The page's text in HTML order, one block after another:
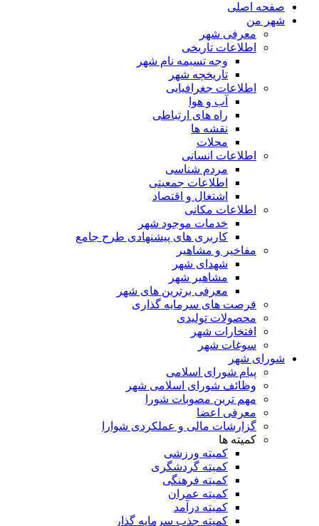
صفحه اصلی
شهر من
معرفی شهر
اطلاعات تاریخی
وجه تسیمه نام شهر
تاریخچه شهر
اطلاعات جغرافیایی
آب و هوا
راه های ارتباطی
نقشه ها
محلات
اطلاعات انسانی
مردم شناسی
اطلاعات جمعیتی
اشتغال و اقتصاد
اطلاعات مکانی
خدمات موجود شهر
کاربری های پیشنهادی طرح جامع
مفاخیر و مشاهیر
شهدای شهر
مشاهیر شهر
معرفی برترین های شهر
فرصت های سرمایه گذاری
محصولات تولیدی
افتخارات شهر
سوغات شهر
شورای شهر
پیام شورای اسلامی
وظائف شورای اسلامی شهر
مهم ترین مصوبات شورا
معرفی اعضا
گزارشات مالی و عملکردی شوارا
کمیته ها
کمیته ورزشی
کمیته گردشگری
کمیته فرهنگی
کمیته عمران
کمیته درآمد
کمیته جذب سرمایه گذار